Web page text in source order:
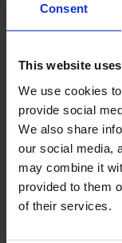
Consent
This website
We use cookies
provide social
We also share
our social media,
may combine it
provided to them
of their services.
fortunati al
addolciscono